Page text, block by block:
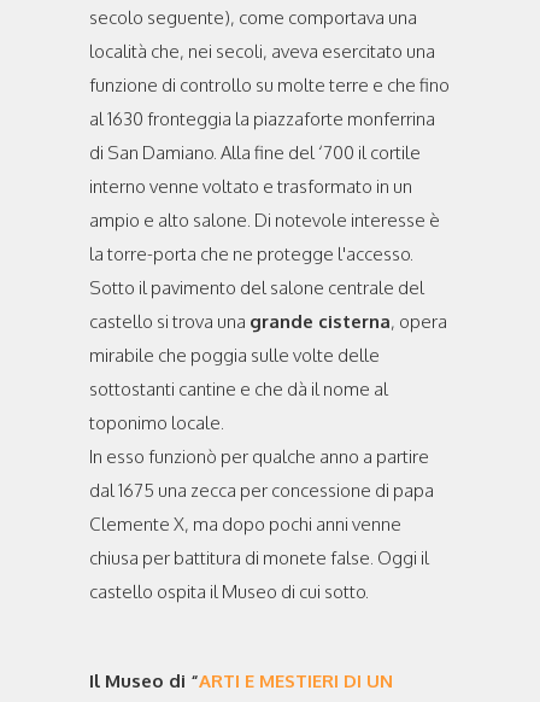
secolo seguente), come comportava una
località che, nei secoli, aveva esercitato una
funzione di controllo su molte terre e che fino
al 1630 fronteggia la piazzaforte monferrina
di San Damiano. Alla fine del ‘700 il cortile
interno venne voltato e trasformato in un
ampio e alto salone. Di notevole interesse è
la torre-porta che ne protegge l'accesso.
Sotto il pavimento del salone centrale del
castello si trova una grande cisterna, opera
mirabile che poggia sulle volte delle
sottostanti cantine e che dà il nome al
toponimo locale.
In esso funzionò per qualche anno a partire
dal 1675 una zecca per concessione di papa
Clemente X, ma dopo pochi anni venne
chiusa per battitura di monete false. Oggi il
castello ospita il Museo di cui sotto.
Il Museo di “ARTI E MESTIERI DI UN